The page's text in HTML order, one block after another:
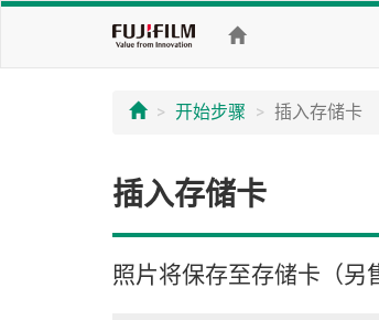
开始步骤 插入存储卡
插入存储卡
照片将保存至存储卡（另